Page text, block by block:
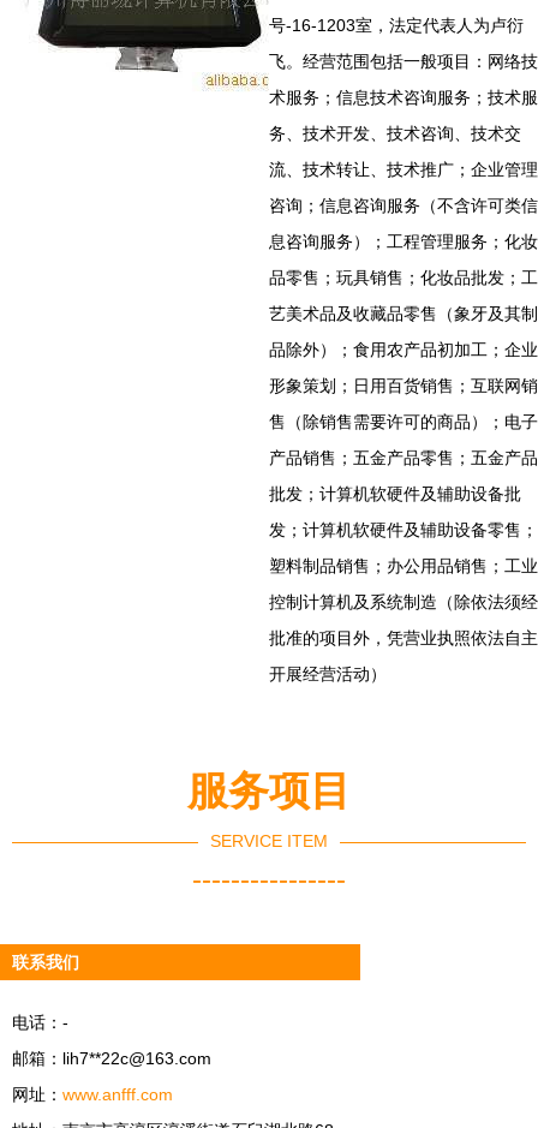
号-16-1203室，法定代表人为卢衍
飞。经营范围包括一般项目：网络技
术服务；信息技术咨询服务；技术服
务、技术开发、技术咨询、技术交
流、技术转让、技术推广；企业管理
咨询；信息咨询服务（不含许可类信
息咨询服务）；工程管理服务；化妆
品零售；玩具销售；化妆品批发；工
艺美术品及收藏品零售（象牙及其制
品除外）；食用农产品初加工；企业
形象策划；日用百货销售；互联网销
售（除销售需要许可的商品）；电子
产品销售；五金产品零售；五金产品
批发；计算机软硬件及辅助设备批
发；计算机软硬件及辅助设备零售；
塑料制品销售；办公用品销售；工业
控制计算机及系统制造（除依法须经
批准的项目外，凭营业执照依法自主
开展经营活动）
服务项目
SERVICE ITEM
----------------
联系我们
电话：-
邮箱：lih7**22c@163.com
网址： www.anfff.com